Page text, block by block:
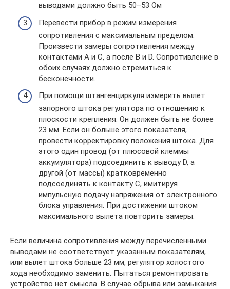
выводами должно быть 50–53 Ом
Перевести прибор в режим измерения
сопротивления с максимальным пределом.
Произвести замеры сопротивления между
контактами A и C, а после B и D. Сопротивление в
обоих случаях должно стремиться к
бесконечности.
При помощи штангенциркуля измерить вылет
запорного штока регулятора по отношению к
плоскости крепления. Он должен быть не более
23 мм. Если он больше этого показателя,
провести корректировку положения штока. Для
этого один провод (от плюсовой клеммы
аккумулятора) подсоединить к выводу D, а
другой (от массы) кратковременно
подсоединять к контакту C, имитируя
импульсную подачу напряжения от электронного
блока управления. При достижении штоком
максимального вылета повторить замеры.
Если величина сопротивления между перечисленными
выводами не соответствует указанным показателям,
или вылет штока больше 23 мм, регулятор холостого
хода необходимо заменить. Пытаться ремонтировать
устройство нет смысла. В случае обрыва или замыкания